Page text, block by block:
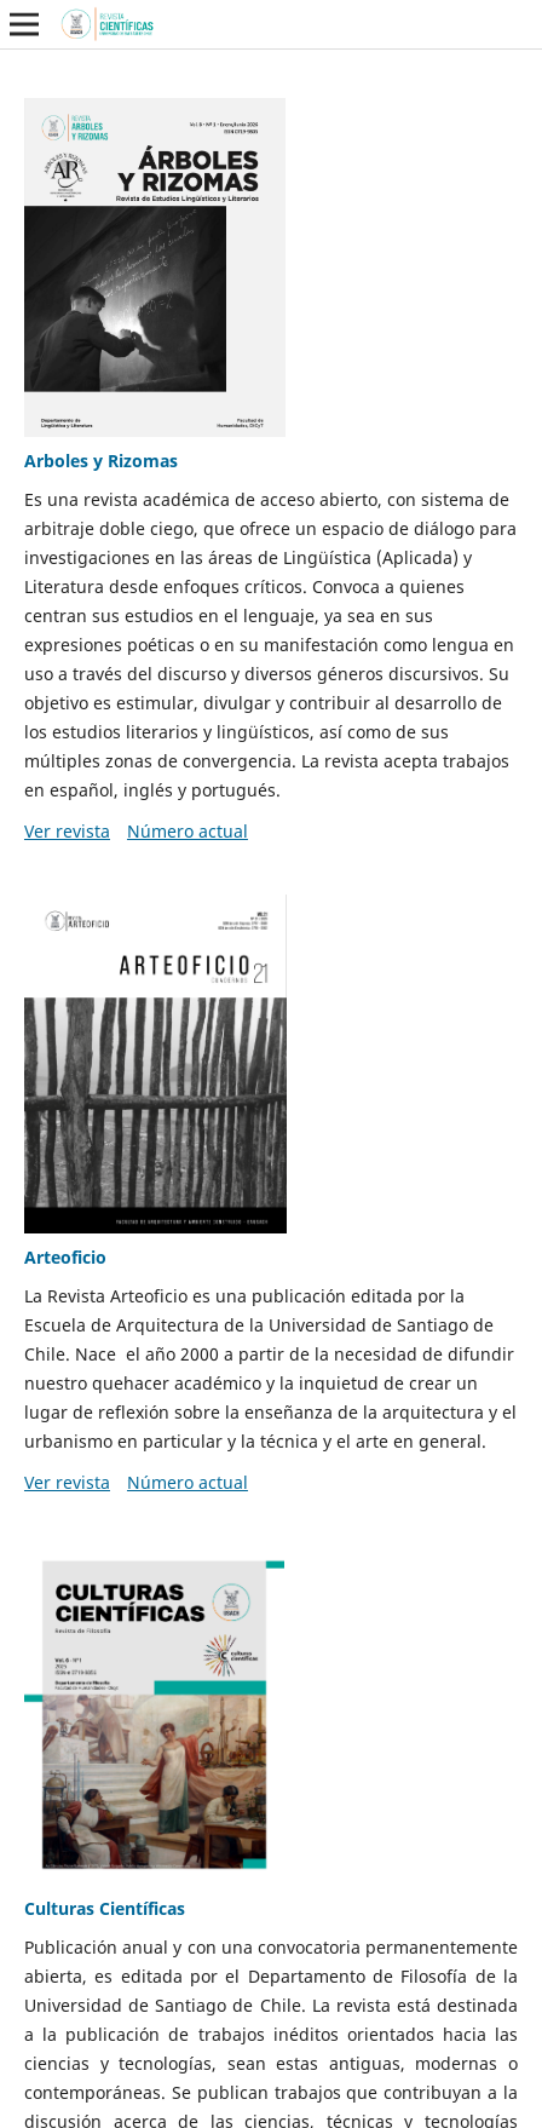
Arboles y Rizomas
Es una revista académica de acceso abierto, con sistema de
arbitraje doble ciego, que ofrece un espacio de diálogo para
investigaciones en las áreas de Lingüística (Aplicada) y
Literatura desde enfoques críticos. Convoca a quienes
centran sus estudios en el lenguaje, ya sea en sus
expresiones poéticas o en su manifestación como lengua en
uso a través del discurso y diversos géneros discursivos. Su
objetivo es estimular, divulgar y contribuir al desarrollo de
los estudios literarios y lingüísticos, así como de sus
múltiples zonas de convergencia. La revista acepta trabajos
en español, inglés y portugués.
Ver revista
Número actual
Arteoficio
La Revista Arteoficio es una publicación editada por la
Escuela de Arquitectura de la Universidad de Santiago de
Chile. Nace el año 2000 a partir de la necesidad de difundir
nuestro quehacer académico y la inquietud de crear un
lugar de reflexión sobre la enseñanza de la arquitectura y el
urbanismo en particular y la técnica y el arte en general.
Ver revista
Número actual
Culturas Científicas
Publicación anual y con una convocatoria permanentemente
abierta, es editada por el Departamento de Filosofía de la
Universidad de Santiago de Chile. La revista está destinada
a la publicación de trabajos inéditos orientados hacia las
ciencias y tecnologías, sean estas antiguas, modernas o
contemporáneas. Se publican trabajos que contribuyan a la
discusión acerca de las ciencias, técnicas y tecnologías